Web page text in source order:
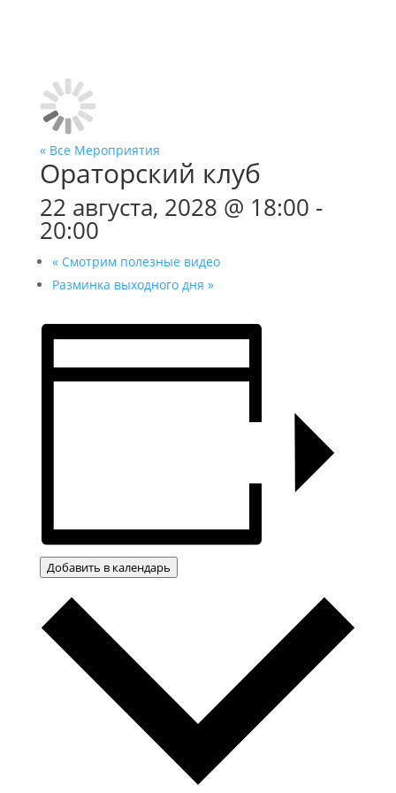
« Все Мероприятия
Ораторский клуб
22 августа, 2028 @ 18:00 -
20:00
«Смотрим полезные видео
Разминка выходного дня »
Добавить в календарь